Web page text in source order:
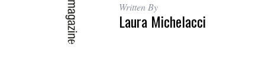
Written By
Laura Michelacci